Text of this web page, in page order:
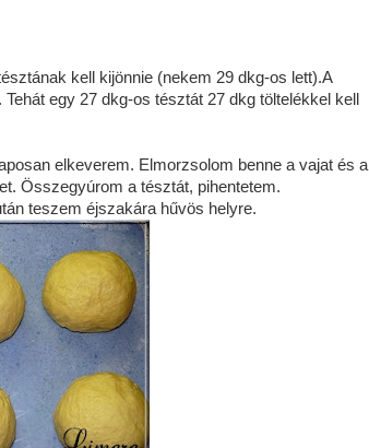
kell kijönnie (nekem 29 dkg-os lett).A
egy 27 dkg-os tésztát 27 dkg töltelékkel kell
elkeverem. Elmorzsolom benne a vajat és a
Összegyúrom a tésztát, pihentetem.
teszem éjszakára hűvös helyre.